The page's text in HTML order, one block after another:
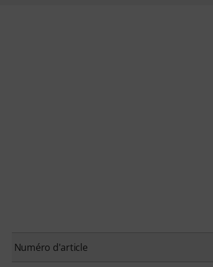
Numéro d'article